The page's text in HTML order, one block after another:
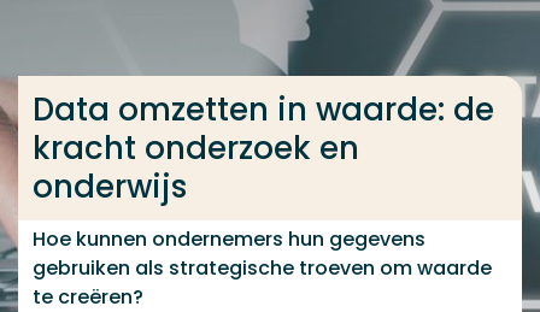
... > Data omzetten in waarde: een reis vol
Data omzetten in waarde: de
kracht onderzoek en
onderwijs
Hoe kunnen ondernemers hun gegevens
gebruiken als strategische troeven om waarde
te creëren?
Veel gezocht
Contact